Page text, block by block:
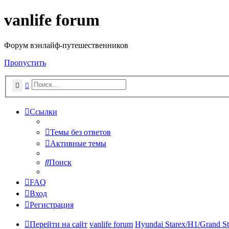
vanlife forum
Форум вэнлайф-путешественников
Пропустить
ПоискРасширенный поиск
Ссылки
Темы без ответов
Активные темы
Поиск
FAQ
Вход
Регистрация
Перейти на сайт vanlife forum Hyundai Starex/H1/Grand